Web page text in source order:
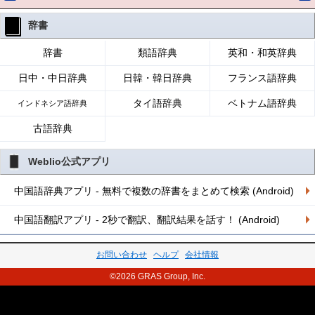
辞書
辞書 類語辞典 英和・和英辞典
日中・中日辞典 日韓・韓日辞典 フランス語辞典
インドネシア語辞典 タイ語辞典 ベトナム語辞典
古語辞典
Weblio公式アプリ
中国語辞典アプリ - 無料で複数の辞書をまとめて検索 (Android)
中国語翻訳アプリ - 2秒で翻訳、翻訳結果を話す！ (Android)
お問い合わせ ヘルプ 会社情報
©2026 GRAS Group, Inc.